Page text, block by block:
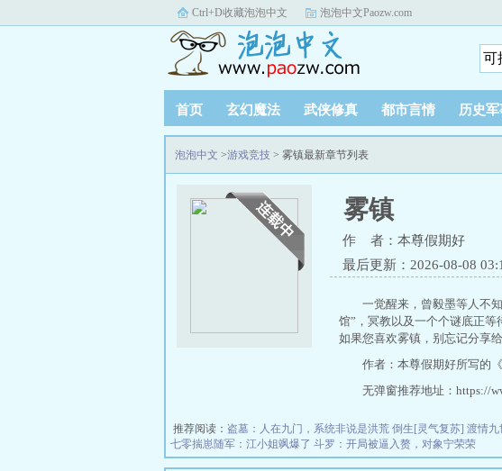
Ctrl+D收藏泡泡中文 泡泡中文Paozw.com
首页 玄幻魔法 武侠修真 都市言情 历史
泡泡中文 >游戏竞技 > 雾镇最新章节列表
雾镇
作 者：本尊假期好
最后更新：2026-08-08
一觉醒来，曾毅墨等人不
馆”，冥教以及一个个谜底正
如果您喜欢雾镇，别忘记分享
作者：本尊假期好所写的
无弹窗推荐地址：https://
推荐阅读： 盗墓：人在九门，系统非说是洪荒 倒生[灵气复苏] 渡情九
七零揣崽随军：江小姐飒爆了 斗罗：开局被逼入赘，对象宁荣荣